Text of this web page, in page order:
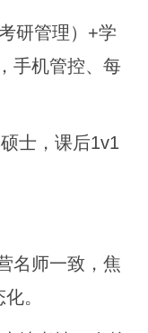
研管理）+学
手机管控、每
士，课后1v1
名师一致，焦
。